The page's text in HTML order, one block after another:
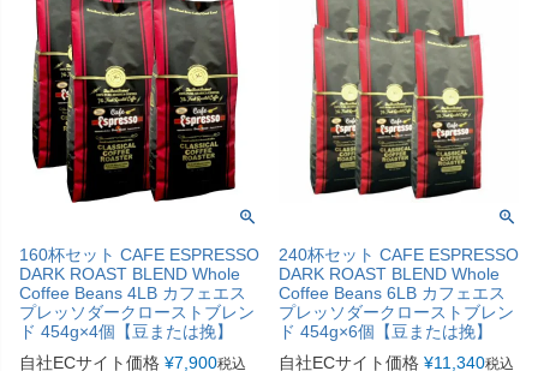
160杯セット CAFE ESPRESSO
DARK ROAST BLEND Whole
Coffee Beans 4LB カフェエス
プレッソダークローストブレン
ド 454g×4個【豆または挽】
自社ECサイト価格 ¥7,900税込
240杯セット CAFE ESPRESSO
DARK ROAST BLEND Whole
Coffee Beans 6LB カフェエス
プレッソダークローストブレン
ド 454g×6個【豆または挽】
自社ECサイト価格 ¥11,340税込